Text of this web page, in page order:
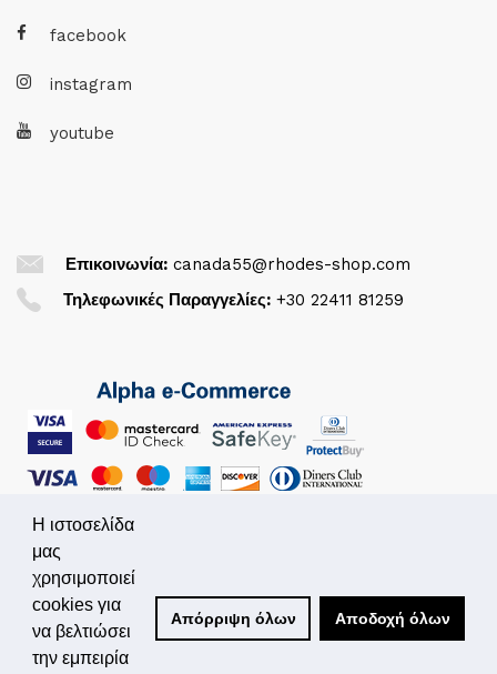
facebook
instagram
youtube
Επικοινωνία: canada55@rhodes-shop.com
Τηλεφωνικές Παραγγελίες: +30 22411 81259
© 2026. All Rights Reserved
Powered by
Simplo.gr
Η ιστοσελίδα
μας
χρησιμοποιεί
cookies για
να βελτιώσει
την εμπειρία
Απόρριψη όλων Αποδοχή όλων